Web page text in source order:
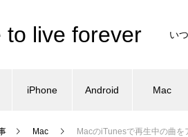
to live forever い
iPhone Android Mac
Mac MacのiTunesで再生中の曲